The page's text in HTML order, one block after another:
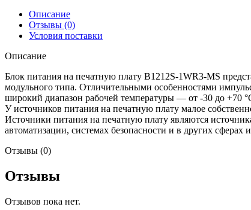
Описание
Отзывы (0)
Условия поставки
Описание
Блок питания на печатную плату B1212S-1WR3-MS
модульного типа. Отличительными особенностями
широкий диапазон рабочей температуры — от -30 до +70
У источников питания на печатную плату малое
Источники питания на печатную плату являются
автоматизации, системах безопасности и в других сферах
Отзывы (0)
Отзывы
Отзывов пока нет.